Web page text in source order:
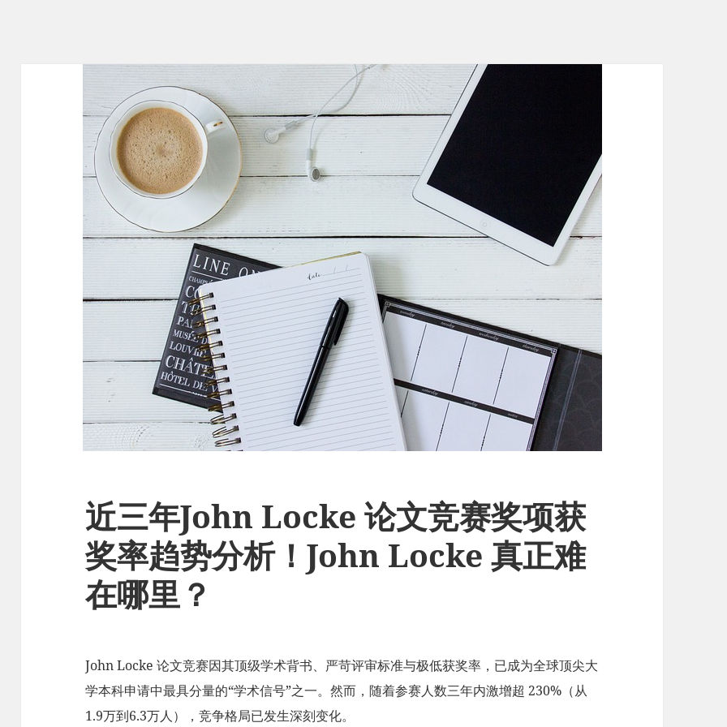
近三年John Locke 论文竞赛奖项获
奖率趋势分析！John Locke 真正难
在哪里？
John Locke 论文竞赛因其顶级学术背书、严苛评审标准与极低获奖率，已成为全球顶尖大
学本科申请中最具分量的“学术信号”之一。然而，随着参赛人数三年内激增超 230%（从
1.9万到6.3万人），竞争格局已发生深刻变化。